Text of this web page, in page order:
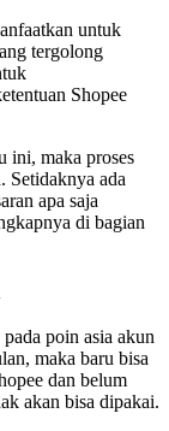
untuk
tergolong
Shopee
ini, maka proses
Setidaknya ada
apa saja
di bagian
poin asia akun
maka baru bisa
dan belum
akan bisa dipakai.